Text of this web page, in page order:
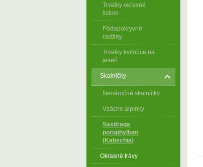
Trvalky okrasné
listom
Pôdopokryvné
rastliny
Trvalky kvitnúce na
jeseň
Skalničky
Nenáročné skalničky
Vzácne alpínky
Saxifraga
porophyllum
(Kabschia)
Okrasné trávy